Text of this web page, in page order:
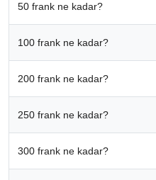
50 frank ne kadar?
100 frank ne kadar?
200 frank ne kadar?
250 frank ne kadar?
300 frank ne kadar?